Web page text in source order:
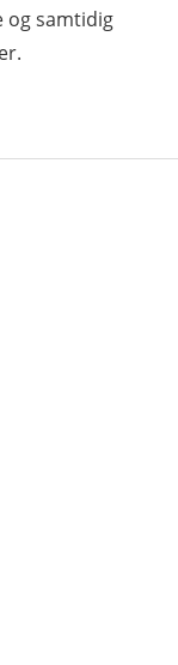
og samtidig